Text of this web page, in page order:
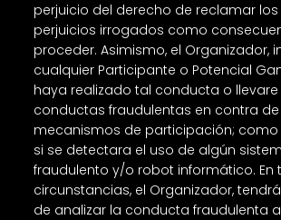
perjuicio del derecho de reclamar
perjuicios irrogados como
proceder. Asimismo, el Organizador,
cualquier Participante o Potencial
haya realizado tal conducta o
conductas fraudulentas en contra de
mecanismos de participación;
si se detectara el uso de algún
fraudulento y/o robot informático. En
circunstancias, el Organizador,
de analizar la conducta fraudulenta